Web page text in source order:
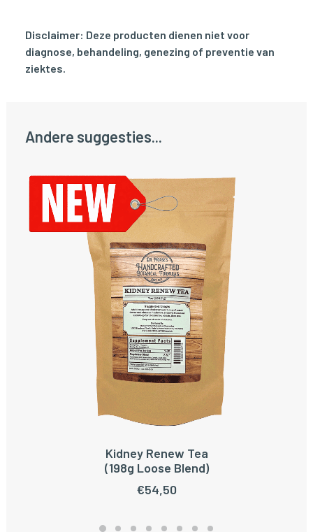
Disclaimer: Deze producten dienen niet voor
diagnose, behandeling, genezing of preventie van
ziektes.
Andere suggesties...
TOEVOEGEN AAN WINKELWAGEN
Kidney Renew Tea
(198g Loose Blend)
€54,50